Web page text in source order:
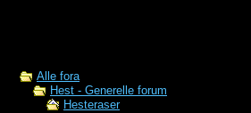
Alle fora
Hest - Generelle forum
Hesteraser